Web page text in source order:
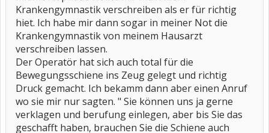
Krankengymnastik verschreiben als er für richtig
hiet. Ich habe mir dann sogar in meiner Not die
Krankengymnastik von meinem Hausarzt
verschreiben lassen.
Der Operatör hat sich auch total für die
Bewegungsschiene ins Zeug gelegt und richtig
Druck gemacht. Ich bekamm dann aber einen Anruf
wo sie mir nur sagten. " Sie können uns ja gerne
verklagen und berufung einlegen, aber bis Sie das
geschafft haben, brauchen Sie die Schiene auch